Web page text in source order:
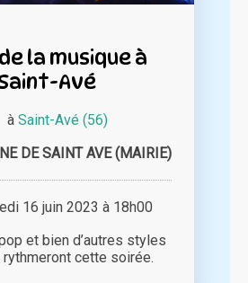
la musique à
Avé
à Saint-Avé (56)
DE SAINT AVE (MAIRIE)
16 juin 2023 à 18h00
et bien d’autres styles
rythmeront cette soirée.